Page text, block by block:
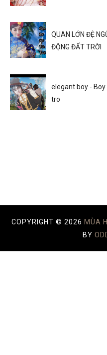
QUAN LỚN ĐỆ
ĐỘNG ĐẤT TRỜI
elegant boy -
tro
COPYRIGHT © 2026 MÙA
BY